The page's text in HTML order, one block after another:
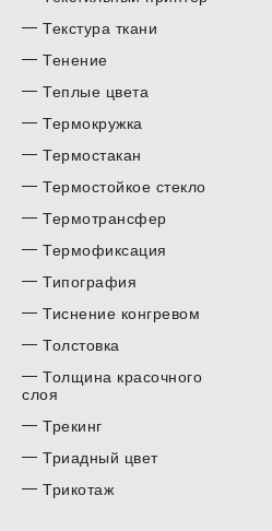
Текстура ткани
Тенение
Теплые цвета
Термокружка
Термостакан
Термостойкое стекло
Термотрансфер
Термофиксация
Типография
Тиснение конгревом
Толстовка
Толщина красочного
слоя
Трекинг
Триадный цвет
Трикотаж